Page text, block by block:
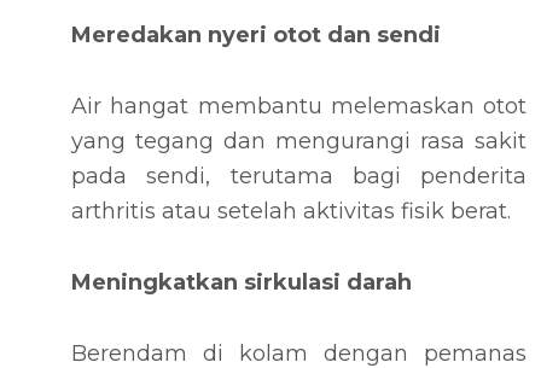
Meredakan nyeri otot dan sendi
Air hangat membantu melemaskan otot
yang tegang dan mengurangi rasa sakit
pada sendi, terutama bagi penderita
arthritis atau setelah aktivitas fisik berat.
Meningkatkan sirkulasi darah
Berendam di kolam dengan pemanas